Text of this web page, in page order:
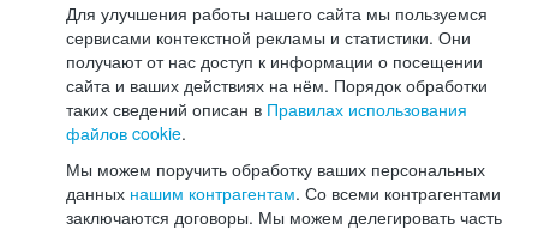
Для улучшения работы нашего сайта мы пользуемся
сервисами контекстной рекламы и статистики. Они
получают от нас доступ к информации о посещении
сайта и ваших действиях на нём. Порядок обработки
таких сведений описан в Правилах использования
файлов cookie.
Мы можем поручить обработку ваших персональных
данных нашим контрагентам. Со всеми контрагентами
заключаются договоры. Мы можем делегировать часть